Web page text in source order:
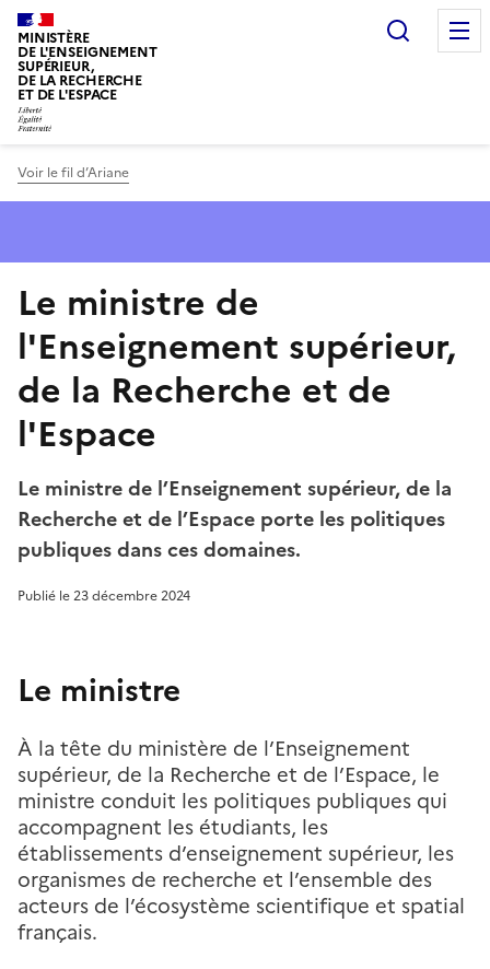
MINISTÈRE
DE L'ENSEIGNEMENT
SUPÉRIEUR,
DE LA RECHERCHE
ET DE L'ESPACE
Voir le fil d’Ariane
Le ministre de
l'Enseignement supérieur,
de la Recherche et de
l'Espace
Le ministre de l’Enseignement supérieur, de la
Recherche et de l’Espace porte les politiques
publiques dans ces domaines.
Publié le23 décembre 2024
Le ministre
À la tête du ministère de l’Enseignement
supérieur, de la Recherche et de l’Espace, le
ministre conduit les politiques publiques qui
accompagnent les étudiants, les
établissements d’enseignement supérieur, les
organismes de recherche et l’ensemble des
acteurs de l’écosystème scientifique et spatial
français.
Panneau de gestion des cookies